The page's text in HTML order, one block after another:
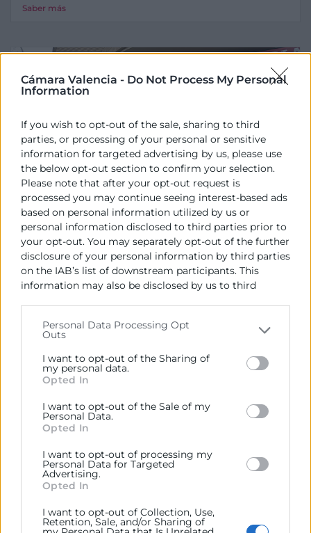
Cámara Valencia - Do Not Process My Personal
Information
If you wish to opt-out of the sale, sharing to third
parties, or processing of your personal or sensitive
information for targeted advertising by us, please use
the below opt-out section to confirm your selection.
Please note that after your opt-out request is
processed you may continue seeing interest-based ads
based on personal information utilized by us or
personal information disclosed to third parties prior to
your opt-out. You may separately opt-out of the further
disclosure of your personal information by third parties
on the IAB’s list of downstream participants. This
information may also be disclosed by us to third
Please note that this website/app uses one or more
Google services and may gather and store information
including but not limited to your visit or usage
behaviour. You may click to grant or deny consent to
below specified purposes in below Google consent
section.
Personal Data Processing Opt
Outs
I want to opt-out of the Sharing of
my personal data.
Opted In
I want to opt-out of the Sale of my
Personal Data.
Opted In
I want to opt-out of processing my
Personal Data for Targeted
Advertising.
Opted In
I want to opt-out of Collection, Use,
Retention, Sale, and/or Sharing of
Saber más
VIVEROS DE EMPRESAS
En Cámara Valencia sabemos que los comienzos
de co-working, servicios y herramientas que te
viveros de:
Paterna
Saber más